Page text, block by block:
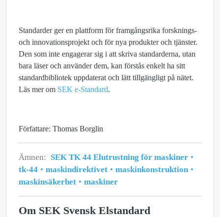
Standarder ger en plattform för framgångsrika forsknings-
och innovationsprojekt och för nya produkter och tjänster.
Den som inte engagerar sig i att skriva standarderna, utan
bara läser och använder dem, kan förstås enkelt ha sitt
standardbibliotek uppdaterat och lätt tillgängligt på nätet.
Läs mer om SEK e-Standard.
Författare: Thomas Borglin
Ämnen: SEK TK 44 Elutrustning för maskiner
tk-44
maskindirektivet
maskinkonstruktion
maskinsäkerhet
maskiner
Om SEK Svensk Elstandard